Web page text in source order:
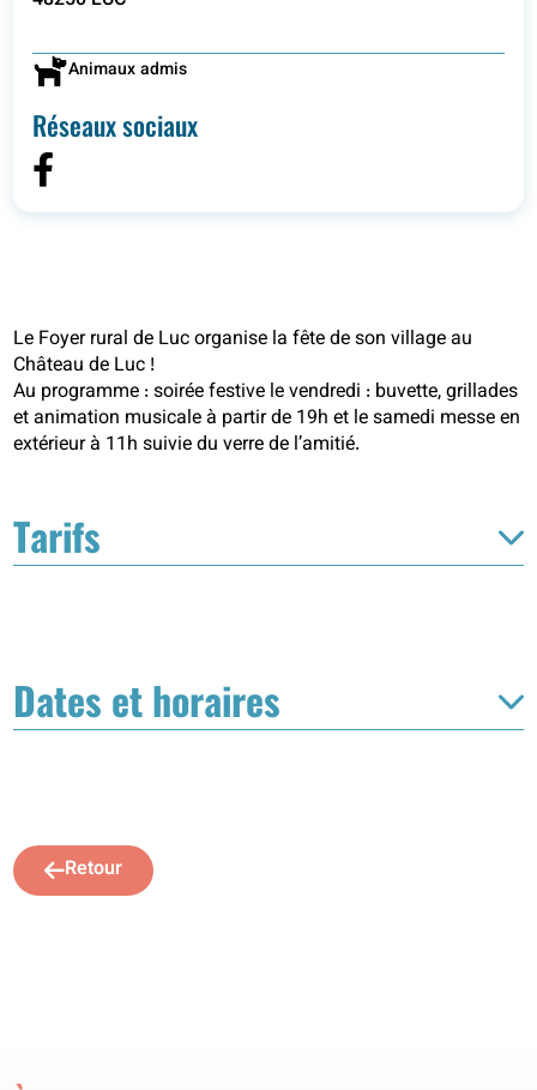
Animaux admis
Réseaux sociaux
Le Foyer rural de Luc organise la fête de son village au
Château de Luc !
Au programme : soirée festive le vendredi : buvette, grillades
et animation musicale à partir de 19h et le samedi messe en
extérieur à 11h suivie du verre de l’amitié.
Tarifs
Dates et horaires
Retour